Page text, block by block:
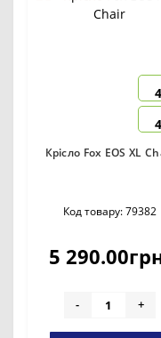
4
4
Крісло Fox EOS XL
Код товару: 79382
5
- +